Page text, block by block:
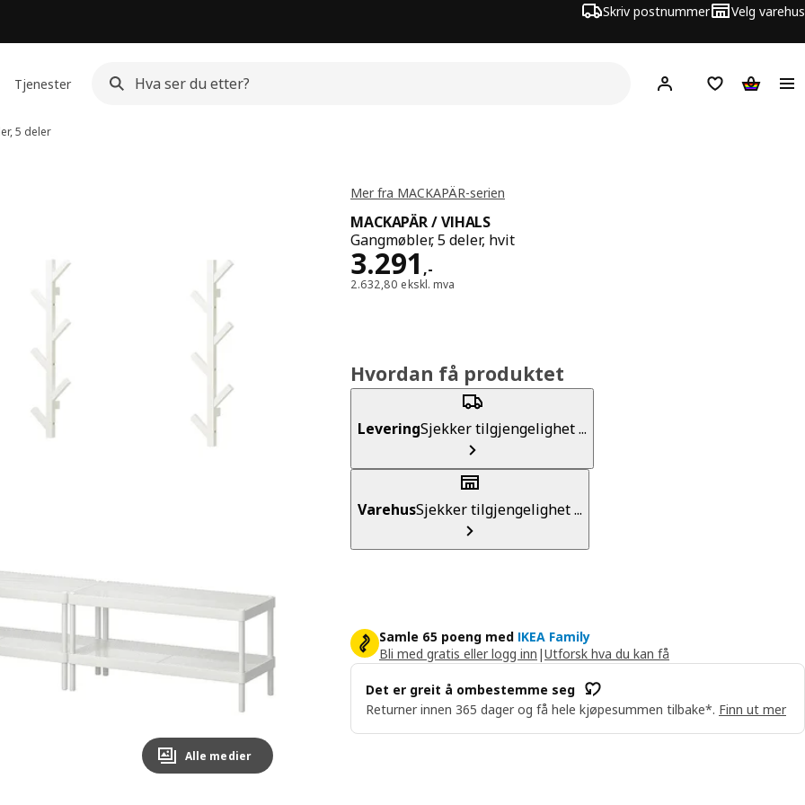
Skriv postnummer Velg varehus
Tjenester Hej! Logg innHuskeliste
5 deler
Alle medier
Mer fra MACKAPÄR-serien
MACKAPÄR / VIHALS
Gangmøbler, 5 deler, hvit
3.291 ,-
Pris 3291,-
2.632,80 ekskl. mva
Hvordan få produktet
LeveringSjekker tilgjengelighet ...
VarehusSjekker tilgjengelighet ...
Samle 65 poeng med IKEA Family
Bli med gratis eller logg inn |Utforsk hva du kan få
Det er greit å ombestemme seg
Returner innen 365 dager og få hele kjøpesummen tilbake*. Finn ut mer